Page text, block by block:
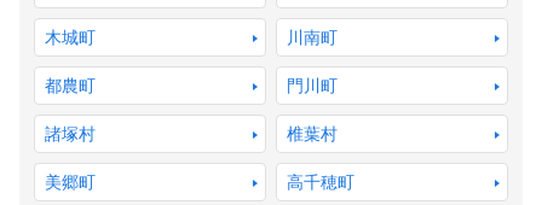
木城町 川南町
都農町 門川町
諸塚村 椎葉村
美郷町 高千穂町